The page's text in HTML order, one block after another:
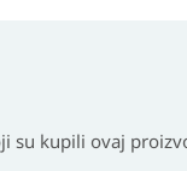
su kupili ovaj